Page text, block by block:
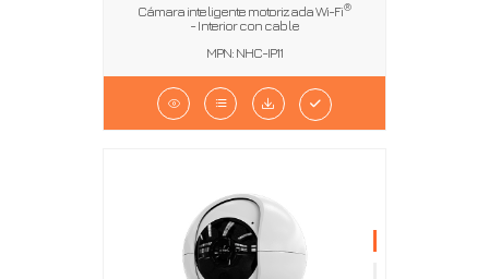
Cámara inteligente motorizada Wi-Fi®
- Interior con cable
MPN: NHC-IP11